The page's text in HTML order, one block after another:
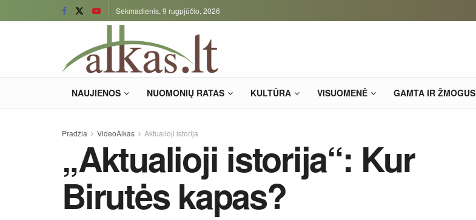
Sekmadienis, 9 rugpjūčio, 2026
NAUJIENOS NUOMONIŲ RATAS KULTŪRA VISUOMENĖ GAMTA IR ŽMOGUS
Pradžia VideoAlkas Aktualioji istorija
„Aktualioji istorija“: Kur
Birutės kapas?